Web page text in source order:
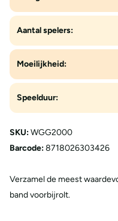
Aantal spelers:
Moeilijkheid:
Speelduur:
SKU:WGG2000
Barcode:8718026303426
Verzamel de meest
band voorbijrolt.